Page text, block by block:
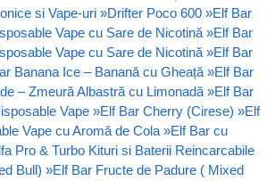
si Vape-uri »Drifter Poco 600 »Elf Bar
Vape cu Sare de Nicotină »Elf Bar
Vape cu Sare de Nicotină »Elf Bar
Banana Ice – Banană cu Gheață »Elf Bar
– Zmeură Albastră cu Limonadă »Elf Bar
Vape »Elf Bar Cherry (Cirese) »Elf
Vape cu Aromă de Cola »Elf Bar cu
Pro & Turbo Kituri si Baterii Reincarcabile
Bull) »Elf Bar Fructe de Padure ( Mixed